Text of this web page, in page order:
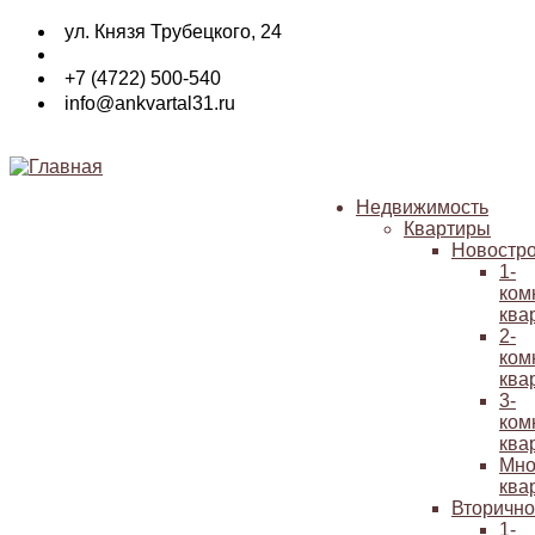
Перейти
основному
содержанию
ул. Князя Трубецкого, 24
+7 (4722) 500-540
info@ankvartal31.ru
Основная
навигация
Недвижимость
Квартиры
1-
2-
3-
1-